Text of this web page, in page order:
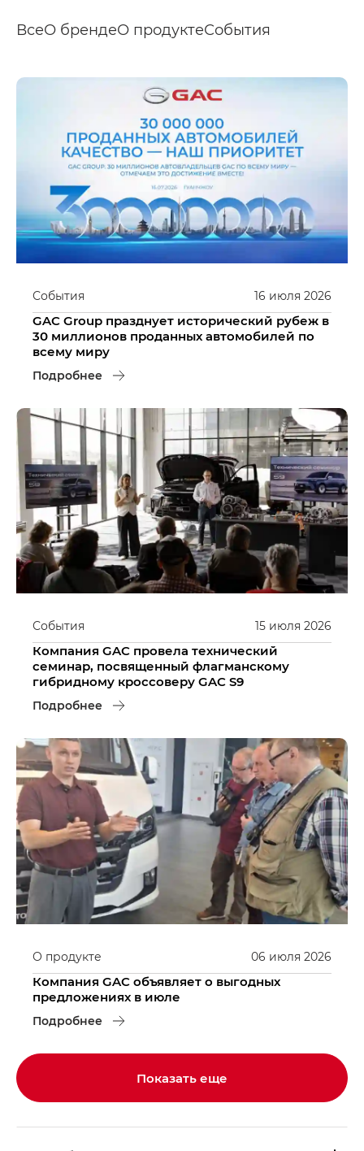
ВсеО брендеО продуктеСобытия
16 июля 2026
События
GAC Group празднует исторический рубеж в
30 миллионов проданных автомобилей по
всему миру
Подробнее
15 июля 2026
События
Компания GAC провела технический
семинар, посвященный флагманскому
гибридному кроссоверу GAC S9
Подробнее
06 июля 2026
О продукте
Компания GAC объявляет о выгодных
предложениях в июле
Подробнее
Показать еще